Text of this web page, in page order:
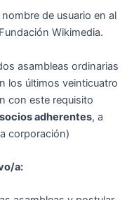
de usuario en al
Wikimedia.
asambleas ordinarias
los últimos veinticuatro
con este requisito
socios adherentes, a
corporación)
a: